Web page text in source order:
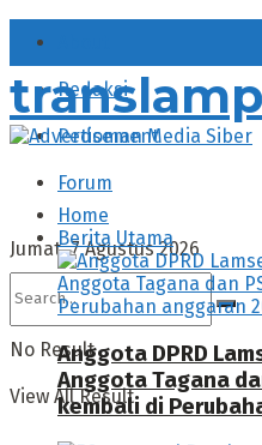
Redaksi
Pedoman Media Siber
Forum
Jumat, 7 Agustus 2026
No Result
View All Result
Home
Berita Utama
Anggota DPRD
Anggota Tagana
kembali di